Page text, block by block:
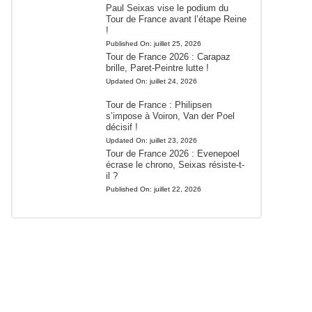
Paul Seixas vise le podium du
Tour de France avant l’étape Reine
!
Published On: juillet 25, 2026
Tour de France 2026 : Carapaz
brille, Paret-Peintre lutte !
Updated On: juillet 24, 2026
Tour de France : Philipsen
s’impose à Voiron, Van der Poel
décisif !
Updated On: juillet 23, 2026
Tour de France 2026 : Evenepoel
écrase le chrono, Seixas résiste-t-
il ?
Published On: juillet 22, 2026